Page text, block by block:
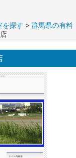
を探す > 群馬県の有料